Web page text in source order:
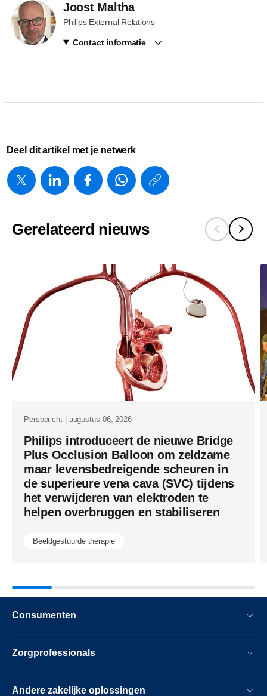
Joost Maltha
Philips External Relations
Contact informatie
Deel dit artikel met je netwerk
https://
clinic-
vs-
breidt-
toegang-
tot-
hartzorg-
innovaties-
van-
philips.html
Gerelateerd nieuws
Persbericht | augustus 06, 2026
Philips introduceert de nieuwe Bridge
Plus Occlusion Balloon om zeldzame
maar levensbedreigende scheuren in
de superieure vena cava (SVC) tijdens
het verwijderen van elektroden te
helpen overbruggen en stabiliseren
Beeldgestuurde therapie
Consumenten
Zorgprofessionals
Andere zakelijke oplossingen